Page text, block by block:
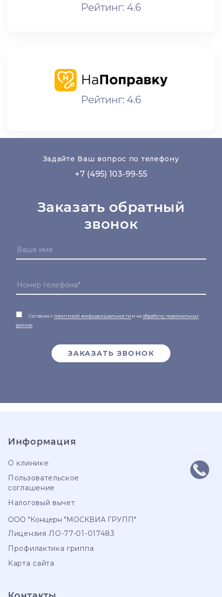
Рейтинг: 4.6
Рейтинг: 4.6
Задайте Ваш вопрос по телефону
+7 (495) 103-99-55
Заказать обратный
звонок
Согласен с политикой конфиденциальности и на обработку персональных
данных
ЗАКАЗАТЬ ЗВОНОК
Информация
О клинике
Пользовательское
соглашение
Налоговый вычет
ООО "Концерн "МОСКВИА ГРУПП"
Лицензия ЛО-77-01-017483
Профилактика гриппа
Карта сайта